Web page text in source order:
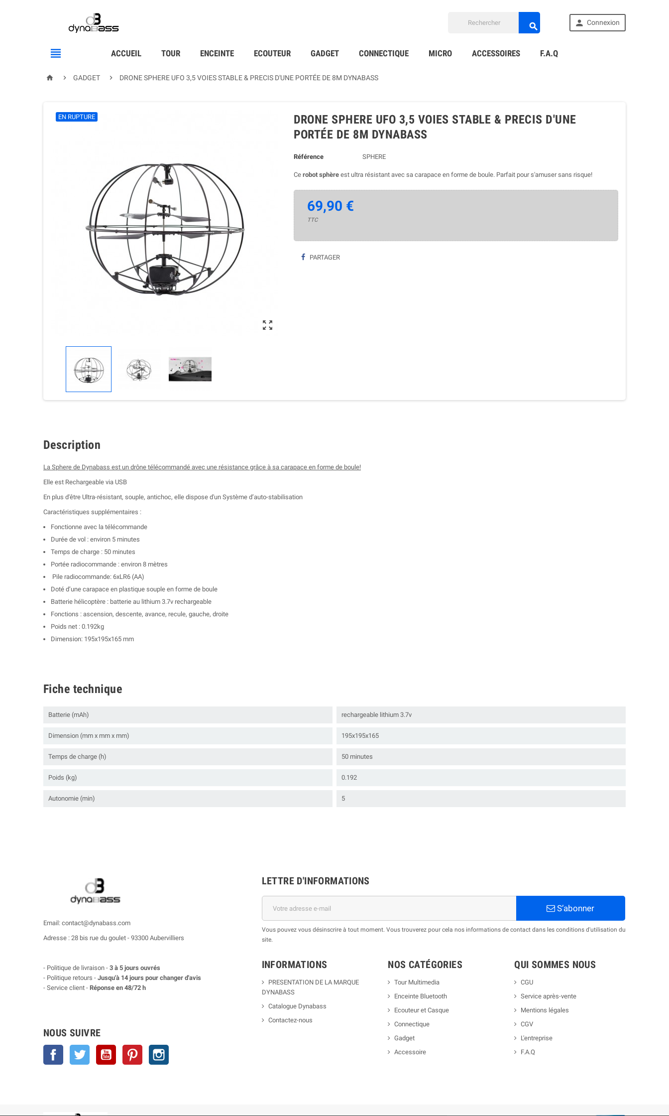
  Connexion
 ACCUEIL TOUR ENCEINTE ECOUTEUR GADGET CONNECTIQUE MICRO ACCESSOIRES F.A.Q
  GADGET  DRONE SPHERE UFO 3,5 VOIES STABLE & PRECIS D'UNE PORTÉE DE 8M DYNABASS

EN RUPTURE
DRONE SPHERE UFO 3,5 VOIES STABLE & PRECIS D'UNE
PORTÉE DE 8M DYNABASS
Référence SPHERE
Ce robot sphèreest ultra résistant avec sa carapace en forme de boule. Parfait pour s'amuser sans risque!
69,90 €
TTC
PARTAGER
Description
La Sphere de Dynabass est un drône télécommandé avec une résistance grâce à sa carapace en forme de boule!
Elle est Rechargeable via USB
En plus d'être Ultra-résistant, souple, antichoc, elle dispose d'un Système d’auto-stabilisation
Caractéristiques supplémentaires :
Fonctionne avec la télécommande
Durée de vol : environ 5 minutes
Temps de charge : 50 minutes
Portée radiocommande : environ 8 mètres
Pile radiocommande: 6xLR6 (AA)
Doté d’une carapace en plastique souple en forme de boule
Batterie hélicoptère : batterie au lithium 3.7v rechargeable
Fonctions : ascension, descente, avance, recule, gauche, droite
Poids net : 0.192kg
Dimension: 195x195x165 mm
Fiche technique
Batterie (mAh) rechargeable lithium 3.7v
Dimension (mm x mm x mm) 195x195x165
Temps de charge (h) 50 minutes
Poids (kg) 0.192
Autonomie (min) 5
Email: contact@dynabass.com
Adresse : 28 bis rue du goulet - 93300 Aubervilliers
- Politique de livraison - 3 à 5 jours ouvrés
- Politique retours - Jusqu'à 14 jours pour changer d'avis
- Service client - Réponse en 48/72 h
NOUS SUIVRE
Facebook Twitter YouTube Pinterest
LETTRE D'INFORMATIONS
S’abonner
Vous pouvez vous désinscrire à tout moment. Vous trouverez pour cela nos informations de contact dans les conditions d'utilisation du
site.
INFORMATIONS
PRESENTATION DE LA MARQUE
DYNABASS
Catalogue Dynabass
Contactez-nous
NOS CATÉGORIES
Tour Multimedia
Enceinte Bluetooth
Ecouteur et Casque
Connectique
Gadget
Accessoire
QUI SOMMES NOUS
CGU
Service après-vente
Mentions légales
CGV
L'entreprise
F.A.Q